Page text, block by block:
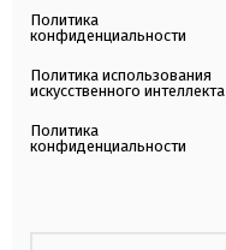
Политика
конфиденциальности
Политика использования
искусственного интеллекта
Политика
конфиденциальности